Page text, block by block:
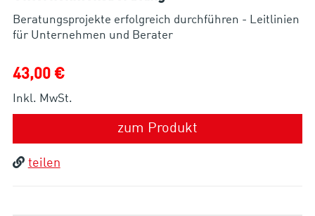
Beratungsprojekte erfolgreich durchführen - Leitlinien
für Unternehmen und Berater
43,00 €
Inkl. MwSt.
zum Produkt
teilen